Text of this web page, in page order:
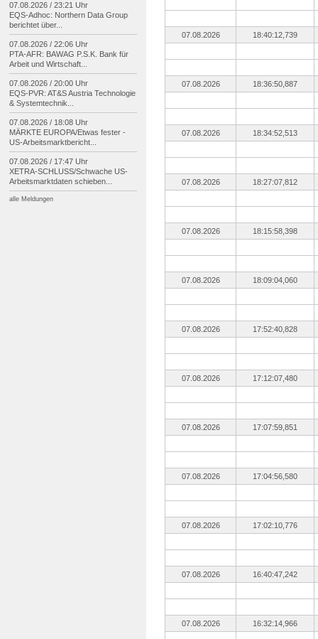
07.08.2026 18:40:12,739
07.08.2026 18:36:50,887
07.08.2026 18:34:52,513
07.08.2026 18:27:07,812
07.08.2026 18:15:58,398
07.08.2026 18:09:04,060
07.08.2026 17:52:40,828
07.08.2026 17:12:07,480
07.08.2026 17:07:59,851
07.08.2026 17:04:56,580
07.08.2026 17:02:10,776
07.08.2026 16:40:47,242
07.08.2026 16:32:14,966
07.08.2026 / 23:21 Uhr
EQS-Adhoc: Northern Data Group
berichtet über...
07.08.2026 / 22:06 Uhr
PTA-AFR: BAWAG P.S.K. Bank für
Arbeit und Wirtschaft...
07.08.2026 / 20:00 Uhr
EQS-PVR: AT&S Austria Technologie
& Systemtechnik...
07.08.2026 / 18:08 Uhr
MÄRKTE EUROPA/Etwas fester -
US-Arbeitsmarktbericht...
07.08.2026 / 17:47 Uhr
XETRA-SCHLUSS/Schwache US-
Arbeitsmarktdaten schieben...
alle Meldungen